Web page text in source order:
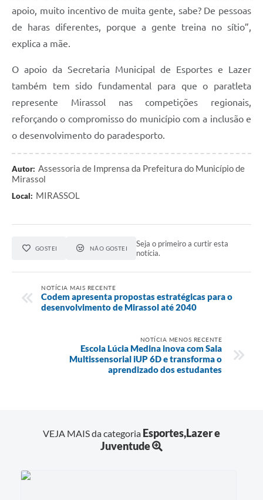
apoio, muito incentivo de muita gente, sabe? De pessoas
de haras diferentes, porque a gente treina no sítio”,
explica a mãe.
O apoio da Secretaria Municipal de Esportes e Lazer
também tem sido fundamental para que o paratleta
represente Mirassol nas competições regionais,
reforçando o compromisso do município com a inclusão e
o desenvolvimento do paradesporto.
Autor: Assessoria de Imprensa da Prefeitura do Município de
Mirassol
Local: MIRASSOL
GOSTEI NÃO GOSTEI
Seja o primeiro a curtir esta
notícia.
NOTÍCIA MAIS RECENTE
Codem apresenta propostas estratégicas para o
desenvolvimento de Mirassol até 2040
NOTÍCIA MENOS RECENTE
Escola Lúcia Medina inova com Sala
Multissensorial iUP 6D e transforma o
aprendizado dos estudantes
VEJA MAIS da categoria Esportes,Lazer e
Juventude